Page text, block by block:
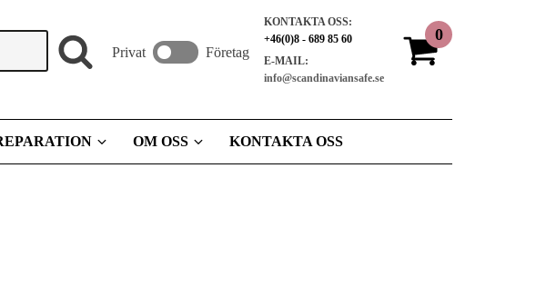
Privat Företag
KONTAKTA OSS:
+46(0)8 - 689 85 60
E-MAIL:
info@scandinaviansafe.se
OM OSS KONTAKTA OSS